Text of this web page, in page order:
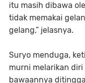
itu masih dibawa
tidak memakai
gelang,” jelasnya.
Suryo menduga,
murni melarikan
bawaannya